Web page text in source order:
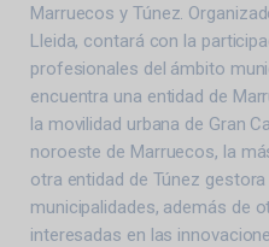
Marruecos y Túnez.
Lleida, contará con la
profesionales del ámbito
encuentra una entidad de
la movilidad urbana de Gran
noroeste de Marruecos, la
otra entidad de Túnez
municipalidades, además de
interesadas ​​en las